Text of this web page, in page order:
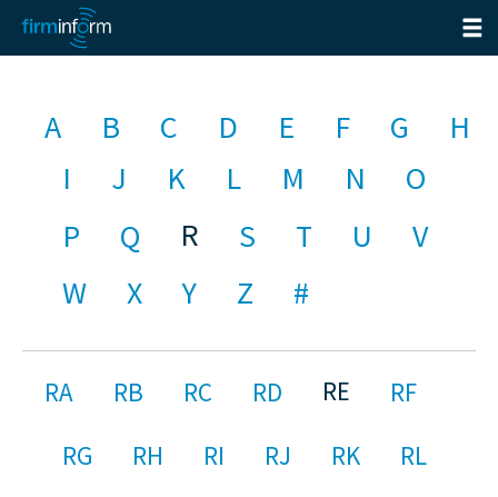
A B C D E F G
H
I
J K L M N
O
P
Q R S T U
V
W
X Y Z #
RA RB RC RD RE
RF
RG
RH RI RJ RK
RL